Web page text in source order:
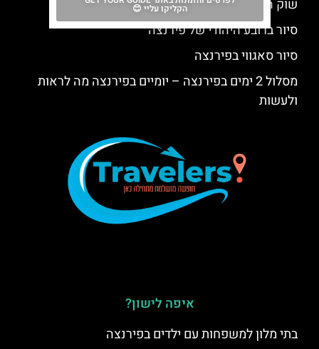
שוק הפשפשים בפירנצה – Mercato delle Pulci
סיור ברובע היהודי של פירנצה
סיור סאגווי בפירנצה
מסלול 2 ימים בפירנצה – יומיים בפירנצה מה לראות
ולעשות
איפה לישון?
בתי מלון למשפחות עם ילדים בפירנצה
הקליקו עליי 😊